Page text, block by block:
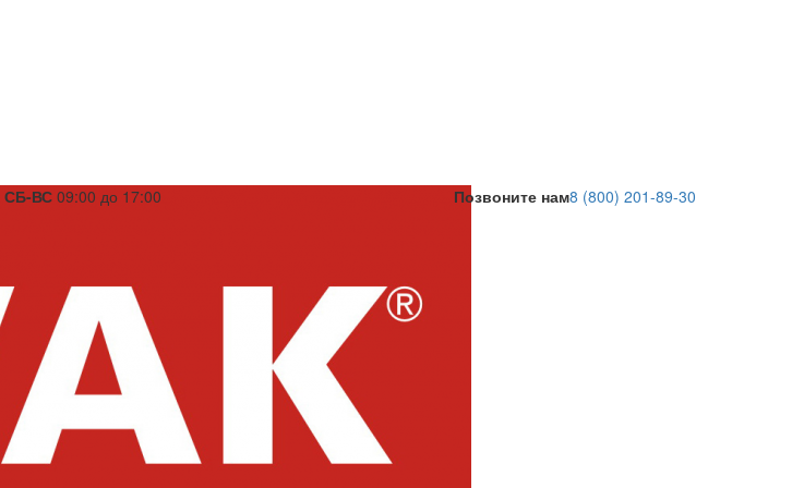
СБ-ВС 09:00 до 17:00 Позвоните нам8 (800) 201-89-30